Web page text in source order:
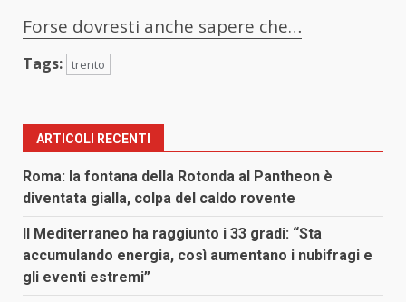
Forse dovresti anche sapere che…
Tags: trento
ARTICOLI RECENTI
Roma: la fontana della Rotonda al Pantheon è
diventata gialla, colpa del caldo rovente
Il Mediterraneo ha raggiunto i 33 gradi: “Sta
accumulando energia, così aumentano i nubifragi e
gli eventi estremi”